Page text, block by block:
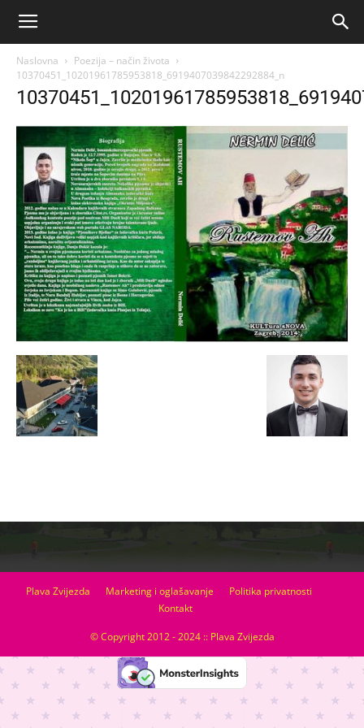
Naslovna
Poezija – način života
10370451_10201961785953818_6919407039842292884_n
Plava Zvijezda Marketing i oglašavanje
Politika privatnosti
Kontakt
© Copyright 2012 - 2024 :: Plava Zvijezda